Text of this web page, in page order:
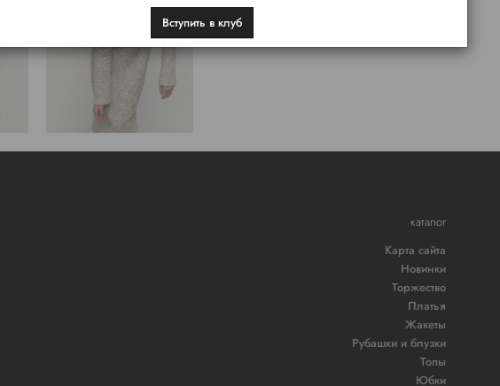
каталог
Карта сайта
Новинки
Торжество
Платья
Жакеты
Рубашки и блузки
Топы
Юбки
Вступить в клуб